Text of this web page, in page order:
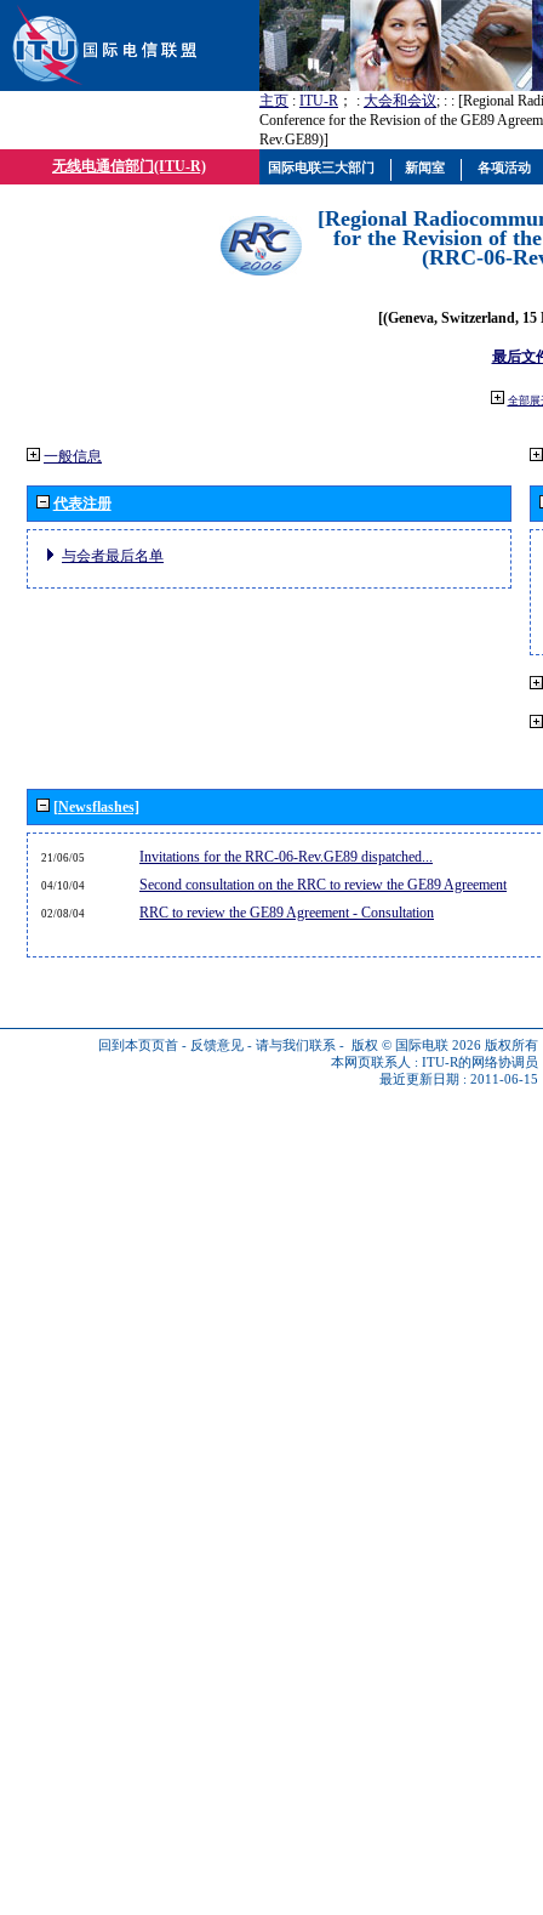
主页 : ITU-R ； : 大会和会议; : : [Regional
Conference for the Revision of the GE89
Rev.GE89)]
无线电通信部门(ITU-R)
[Regional
for the Revision of
(RRC-06-
[(Geneva, Switzerland, 15
最后文
全部展
一般信息
代表注册
与会者最后名单
[Newsflashes]
21/06/05 Invitations for the RRC-06-Rev.GE89 dispatched...
04/10/04 Second consultation on the RRC to review the GE89 Agreement
02/08/04 RRC to review the GE89 Agreement - Consultation
回到本页页首 - 反馈意见 - 请与我们联系 - 版权 © 国际电联 2026 版权所有
本网页联系人 : ITU-R的网络协调员
最近更新日期 : 2011-06-15
国际电联三大部门 新闻室 各项活动